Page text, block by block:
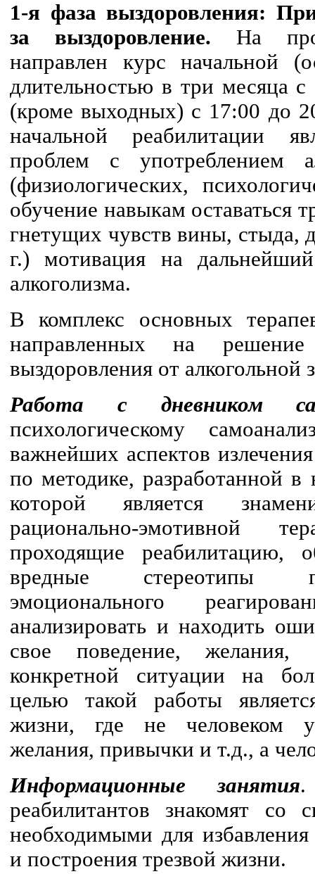
1-я фаза выздоровления:
за выздоровление. На
направлен курс начальной
длительностью в три месяца
(кроме выходных) с 17:00 до
начальной реабилитации
проблем с употреблением
(физиологических,
обучение навыкам оставаться
гнетущих чувств вины, стыда,
г.) мотивация на
алкоголизма.
В комплекс основных
направленных на
выздоровления от алкогольной
Работа с дневником
психологическому
важнейших аспектов
по методике, разработанной
которой является
рационально-эмотивной
проходящие реабилитацию,
вредные стереотипы
эмоционального
анализировать и находить
свое поведение,
конкретной ситуации на
целью такой работы
жизни, где не человеком
желания, привычки и т.д., а
Информационные занятия.
реабилитантов знакомят со
необходимыми для
и построения трезвой жизни.